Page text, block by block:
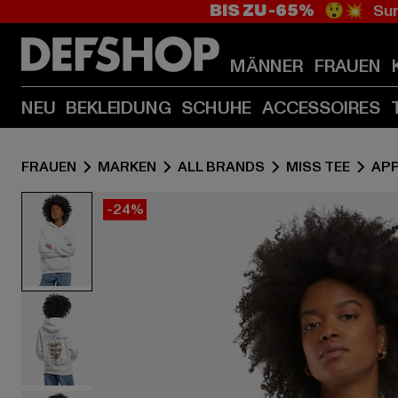
BIS ZU -65% 😲💥
MÄNNER FRAUEN
NEU BEKLEIDUNG SCHUHE ACCESSOIRES
FRAUEN MARKEN ALL BRANDS MISS TEE
-24%